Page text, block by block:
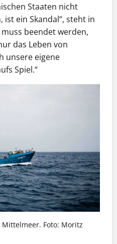
Staaten nicht
ein Skandal“, steht in
beendet werden,
das Leben von
unsere eigene
Spiel.“
Mittelmeer. Foto: Moritz